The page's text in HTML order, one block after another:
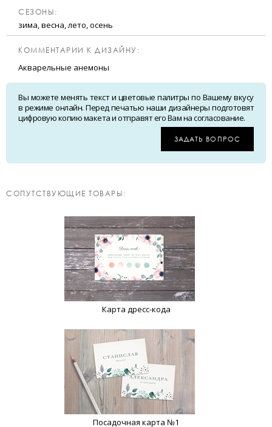
CЕЗОНЫ:
зима, весна, лето, осень
КОММЕНТАРИИ К ДИЗАЙНУ:
Акварельные анемоны
Вы можете менять текст и цветовые палитры по Вашему вкусу
в режиме онлайн. Перед печатью наши дизайнеры подготовят
цифровую копию макета и отправят его Вам на согласование.
ЗАДАТЬ ВОПРОС
CОПУТСТВУЮЩИЕ ТОВАРЫ:
Карта дресс-кода
Посадочная карта №1